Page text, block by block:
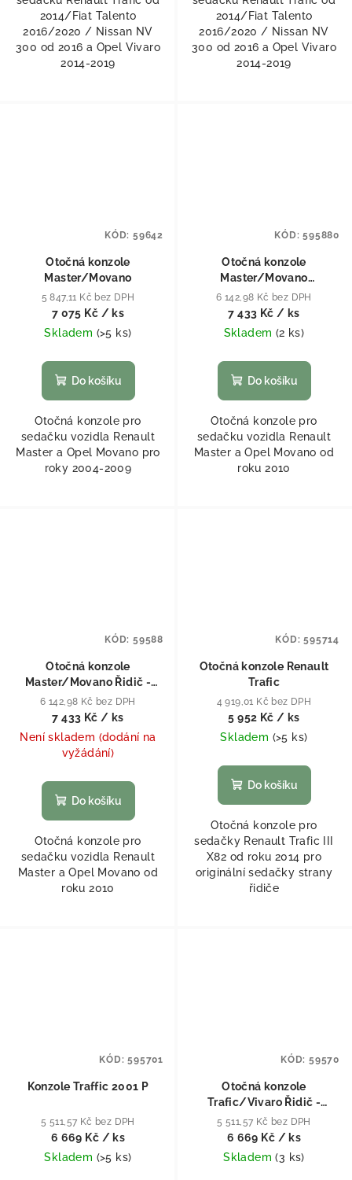
2014/Fiat Talento
2016/2020 / Nissan NV
300 od 2016 a Opel Vivaro
2014-2019
2014/Fiat Talento
2016/2020 / Nissan NV
300 od 2016 a Opel Vivaro
2014-2019
Otočná konzole
Master/Movano
5 847,11 Kč bez DPH
7 075 Kč / ks
Skladem (>5 ks)
Do košíku
Otočná konzole pro
sedačku vozidla Renault
Master a Opel Movano pro
roky 2004-2009
KÓD: 59642
Otočná konzole
Master/Movano
Spolujezdec - originál
sedačky
6 142,98 Kč bez DPH
7 433 Kč / ks
Skladem (2 ks)
Do košíku
Otočná konzole pro
sedačku vozidla Renault
Master a Opel Movano od
roku 2010
KÓD:595880
Otočná konzole
Master/Movano Řidič -
originál sedačky
6 142,98 Kč bez DPH
7 433 Kč / ks
Není skladem (dodání na
vyžádání)
Do košíku
Otočná konzole pro
sedačku vozidla Renault
Master a Opel Movano od
roku 2010
KÓD: 59588
Otočná konzole Renault
Trafic
4 919,01 Kč bez DPH
5 952 Kč / ks
Skladem (>5 ks)
Do košíku
Otočná konzole pro
sedačky Renault Trafic III
X82 od roku 2014 pro
originální sedačky strany
řidiče
KÓD:595714
Konzole Traffic 2001 P
5 511,57 Kč bez DPH
6 669 Kč / ks
Skladem (>5 ks)
KÓD:595701
Otočná konzole
Trafic/Vivaro Řidič -
originál sedačky
5 511,57 Kč bez DPH
6 669 Kč / ks
Skladem(3 ks)
KÓD: 59570